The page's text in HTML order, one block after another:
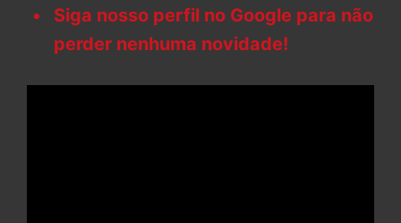
Siga nosso perfil no Google para não
perder nenhuma novidade!